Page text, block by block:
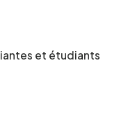
et étudiants
de gens pour